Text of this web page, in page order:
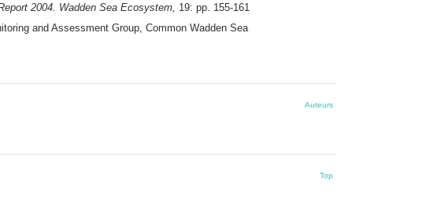
2004. Wadden Sea Ecosystem, 19: pp. 155-161
and Assessment Group, Common Wadden Sea
Auteurs
Top